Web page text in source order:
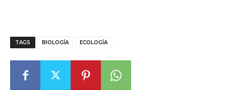
TAGS BIOLOGÍA ECOLOGÍA